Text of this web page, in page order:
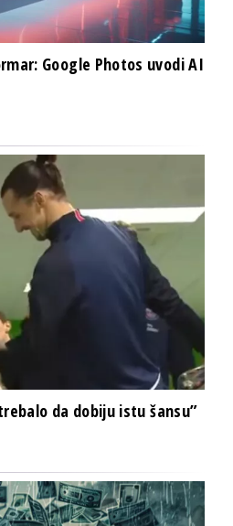
Google Photos uvodi AI
da dobiju istu šansu”